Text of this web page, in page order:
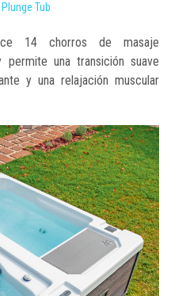
Tub
14 chorros de masaje
permite una transición suave
y una relajación muscular